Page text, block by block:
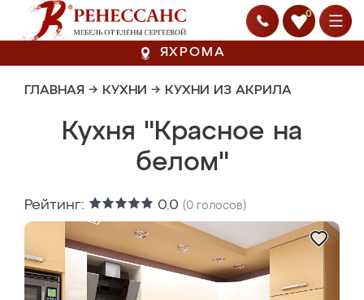
0
ЯХРОМА
ГЛАВНАЯ → КУХНИ → КУХНИ ИЗ АКРИЛА
Кухня "Красное на
белом"
Рейтинг: 0.0 (0 голосов)